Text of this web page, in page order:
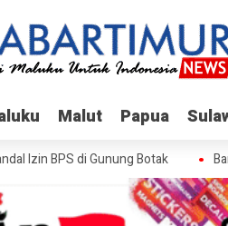
Malut Papua
Malut Papua
Izin BPS di Gunung Botak